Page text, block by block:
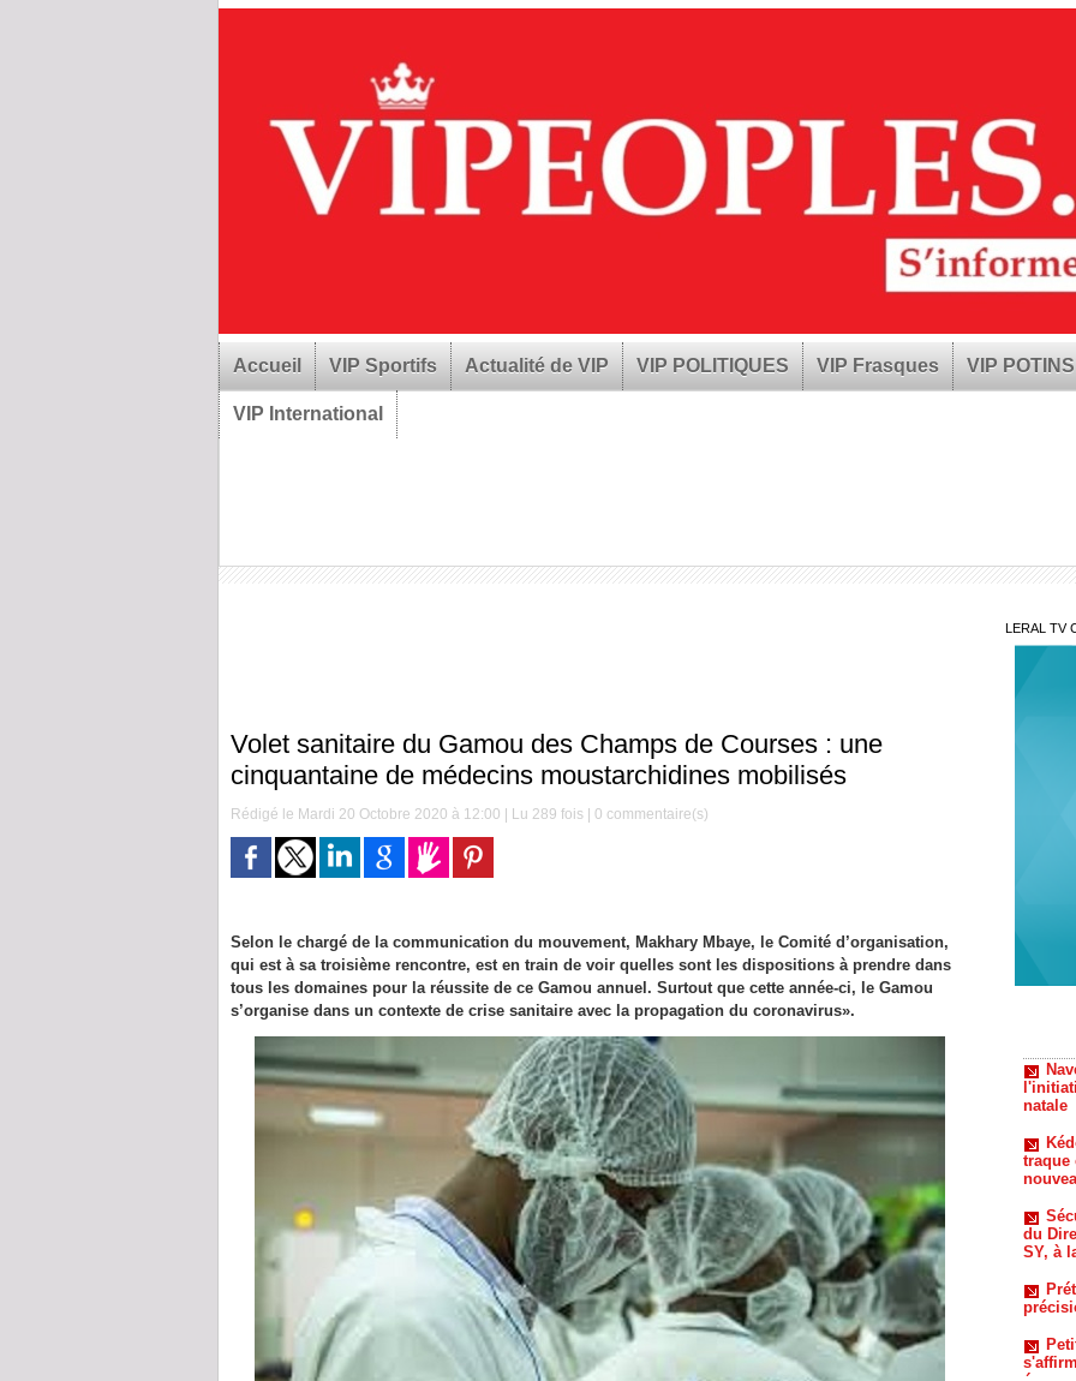
Accueil VIP Sportifs Actualité de VIP VIP POLITIQUES VIP Frasques VIP POTINS
VIP International
Volet sanitaire du Gamou des Champs de Courses : une
cinquantaine de médecins moustarchidines mobilisés
Rédigé le Mardi 20 Octobre 2020 à 12:00 | Lu 289 fois | 0 commentaire(s)
Selon le chargé de la communication du mouvement, Makhary Mbaye, le Comité d’organisation,
qui est à sa troisième rencontre, est en train de voir quelles sont les dispositions à prendre dans
tous les domaines pour la réussite de ce Gamou annuel. Surtout que cette année-ci, le Gamou
s’organise dans un contexte de crise sanitaire avec la propagation du coronavirus».
LERAL TV
traque
du
SY, à
Du